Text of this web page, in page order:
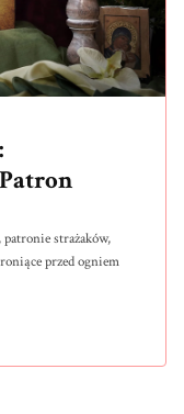
strażaków,
przed ogniem